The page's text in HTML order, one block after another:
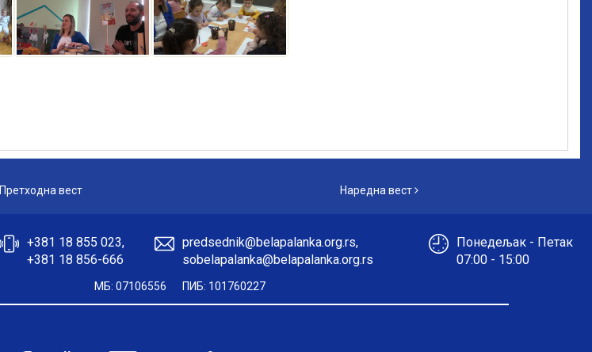
Претходна вест Наредна вест
+381 18 855 023,
+381 18 856-666
predsednik@belapalanka.org.rs,
sobelapalanka@belapalanka.org.rs
Понедељак - Петак
07:00 - 15:00
МБ: 07106556 ПИБ: 101760227